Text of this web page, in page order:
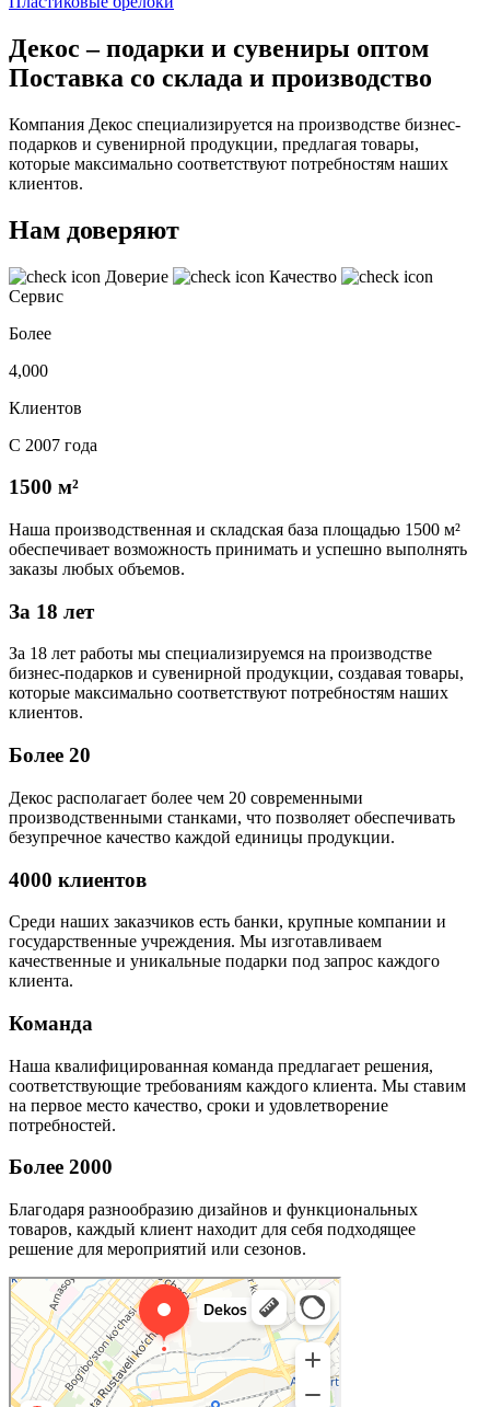
Декос – подарки и сувениры оптом
Поставка со склада и производство
Компания Декос специализируется на производстве бизнес-
подарков и сувенирной продукции, предлагая товары,
которые максимально соответствуют потребностям наших
клиентов.
Нам доверяют
Доверие
Качество
Сервис
Более
4,000
Клиентов
С 2007 года
1500 м²
Наша производственная и складская база площадью 1500 м²
обеспечивает возможность принимать и успешно выполнять
заказы любых объемов.
За 18 лет
За 18 лет работы мы специализируемся на производстве
бизнес-подарков и сувенирной продукции, создавая товары,
которые максимально соответствуют потребностям наших
клиентов.
Более 20
Декос располагает более чем 20 современными
производственными станками, что позволяет обеспечивать
безупречное качество каждой единицы продукции.
4000 клиентов
Среди наших заказчиков есть банки, крупные компании и
государственные учреждения. Мы изготавливаем
качественные и уникальные подарки под запрос каждого
клиента.
Команда
Наша квалифицированная команда предлагает решения,
соответствующие требованиям каждого клиента. Мы ставим
на первое место качество, сроки и удовлетворение
потребностей.
Более 2000
Благодаря разнообразию дизайнов и функциональных
товаров, каждый клиент находит для себя подходящее
решение для мероприятий или сезонов.